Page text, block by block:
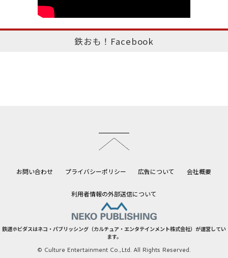
鉄おも！Facebook
お問い合わせ プライバシーポリシー 広告について 会社概要
利用者情報の外部送信について
鉄道ホビダスはネコ・パブリッシング（カルチュア・エンタテインメント株式会社）が運営してい
ます。
© Culture Entertainment Co.,Ltd. All Rights Reserved.